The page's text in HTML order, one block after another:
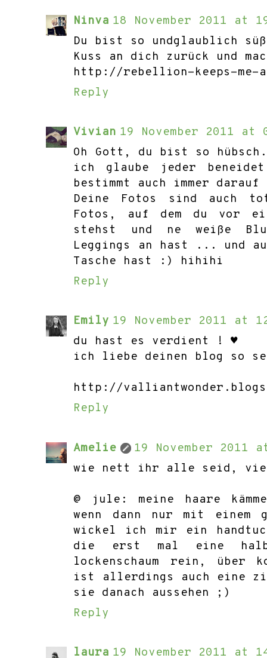
Ninva 18 November 2011 at
Du bist so undglaublich
Kuss an dich zurück und
http://rebellion-keeps-me-
Reply
Vivian 19 November 2011 at
Oh Gott, du bist so
ich glaube jeder
bestimmt auch immer
Deine Fotos sind auch
Fotos, auf dem du vor
stehst und ne weiße
Leggings an hast ... und
Tasche hast :) hihihi
Reply
Emily 19 November 2011 at
du hast es verdient ! ♥
ich liebe deinen blog so
http://
Reply
Amelie
19 November 2011
wie nett ihr alle seid,
@ jule: meine haare
wenn dann nur mit einem
wickel ich mir ein
die erst mal eine
lockenschaum rein, über
ist allerdings auch eine
sie danach aussehen ;)
Reply
laura 19 November 2011 at